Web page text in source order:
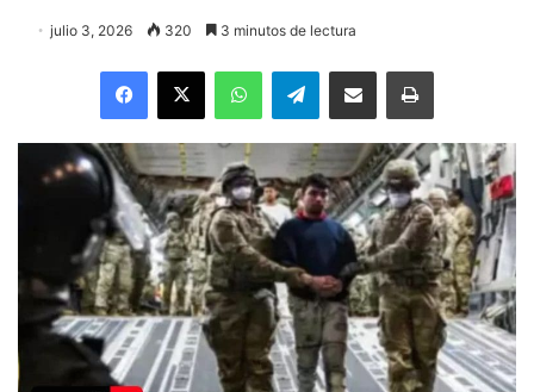
julio 3, 2026 320 3 minutos de lectura
Facebook
X WhatsAppTelegramEnviar vía email Imprimir